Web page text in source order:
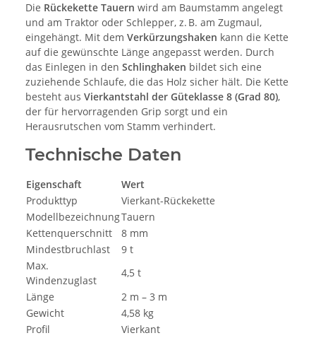
Die Rückekette Tauern wird am Baumstamm angelegt
und am Traktor oder Schlepper, z. B. am Zugmaul,
eingehängt. Mit dem Verkürzungshaken kann die Kette
auf die gewünschte Länge angepasst werden. Durch
das Einlegen in den Schlinghaken bildet sich eine
zuziehende Schlaufe, die das Holz sicher hält. Die Kette
besteht aus Vierkantstahl der Güteklasse 8 (Grad 80),
der für hervorragenden Grip sorgt und ein
Herausrutschen vom Stamm verhindert.
Technische Daten
Eigenschaft
Wert
Produkttyp
Vierkant-Rückekette
ModellbezeichnungTauern
Kettenquerschnitt
8 mm
Mindestbruchlast
9 t
Max.
Windenzuglast
4,5 t
Länge
2 m – 3 m
Gewicht
4,58 kg
Profil
Vierkant